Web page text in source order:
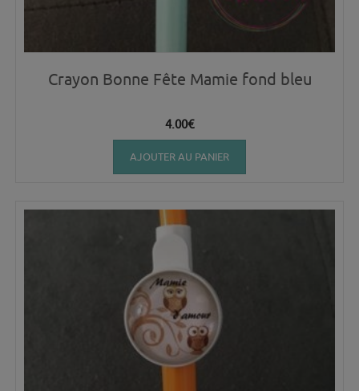
Crayon Bonne Fête Mamie fond bleu
4.00€
AJOUTER AU PANIER